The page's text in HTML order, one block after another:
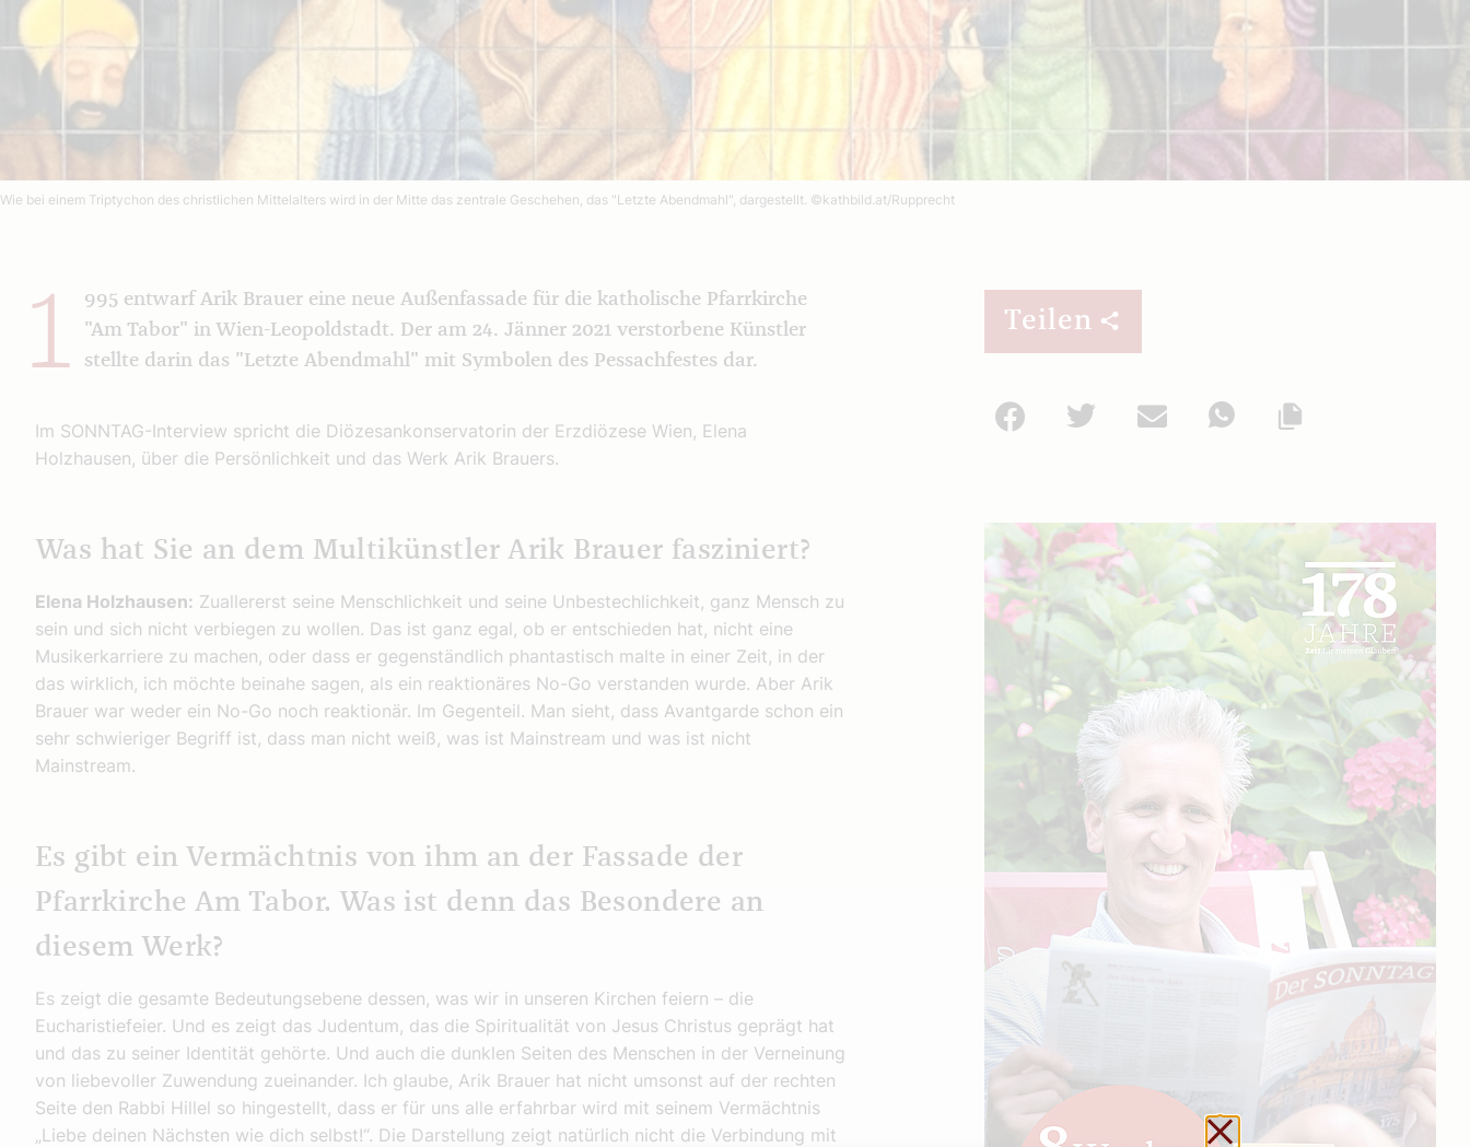
Wie bei einem Triptychon des christlichen Mittelalters wird in der Mitte das zentrale Geschehen, das "Letzte Abendmahl", dargestellt. ©kathbild.at/Rupprecht
1
995 entwarf Arik Brauer eine neue Außenfassade für die katholische Pfarrkirche
"Am Tabor" in Wien-Leopoldstadt. Der am 24. Jänner 2021 verstorbene Künstler
stellte darin das "Letzte Abendmahl" mit Symbolen des Pessachfestes dar.
Im SONNTAG-Interview spricht die Diözesankonservatorin der Erzdiözese Wien, Elena
Holzhausen, über die Persönlichkeit und das Werk Arik Brauers.
Was hat Sie an dem Multikünstler Arik Brauer fasziniert?
Elena Holzhausen: Zuallererst seine Menschlichkeit und seine Unbestechlichkeit, ganz Mensch zu
sein und sich nicht verbiegen zu wollen. Das ist ganz egal, ob er entschieden hat, nicht eine
Musikerkarriere zu machen, oder dass er gegenständlich phantastisch malte in einer Zeit, in der
das wirklich, ich möchte beinahe sagen, als ein reaktionäres No-Go verstanden wurde. Aber Arik
Brauer war weder ein No-Go noch reaktionär. Im Gegenteil. Man sieht, dass Avantgarde schon ein
sehr schwieriger Begriff ist, dass man nicht weiß, was ist Mainstream und was ist nicht
Mainstream.
Es gibt ein Vermächtnis von ihm an der Fassade der
Pfarrkirche Am Tabor. Was ist denn das Besondere an
diesem Werk?
Es zeigt die gesamte Bedeutungsebene dessen, was wir in unseren Kirchen feiern – die
Eucharistiefeier. Und es zeigt das Judentum, das die Spiritualität von Jesus Christus geprägt hat
und das zu seiner Identität gehörte. Und auch die dunklen Seiten des Menschen in der Verneinung
von liebevoller Zuwendung zueinander. Ich glaube, Arik Brauer hat nicht umsonst auf der rechten
Seite den Rabbi Hillel so hingestellt, dass er für uns alle erfahrbar wird mit seinem Vermächtnis
„Liebe deinen Nächsten wie dich selbst!“. Die Darstellung zeigt natürlich nicht die Verbindung mit
Teilen
Facebook
Twitter Mail
WhatsApp
Schließen ohne zu